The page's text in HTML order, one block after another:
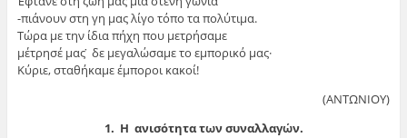
-πιάνουν στη γη μας λίγο τόπο τα πολύτιμα.
Τώρα με την ίδια πήχη που μετρήσαμε
μέτρησέ μας ̇ δε μεγαλώσαμε το εμπορικό μας·
Κύριε, σταθήκαμε έμποροι κακοί!
(ΑΝΤΩΝΙΟΥ)
1. Η ανισότητα των συναλλαγών.